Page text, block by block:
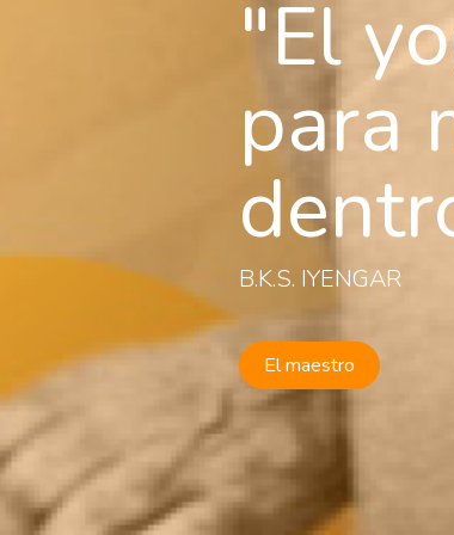
El
para
B.K.S. IYENGAR
El maestro